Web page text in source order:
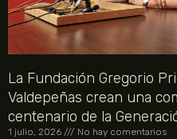
La Fundación Gregorio
Valdepeñas crean una
centenario de la
1 julio, 2026 No hay comentarios